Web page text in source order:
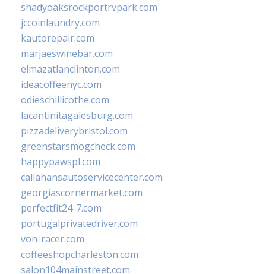
shadyoaksrockportrvpark.com
jccoinlaundry.com
kautorepair.com
marjaeswinebar.com
elmazatlanclinton.com
ideacoffeenyc.com
odieschillicothe.com
lacantinitagalesburg.com
pizzadeliverybristol.com
greenstarsmogcheck.com
happypawspl.com
callahansautoservicecenter.com
georgiascornermarket.com
perfectfit24-7.com
portugalprivatedriver.com
von-racer.com
coffeeshopcharleston.com
salon104mainstreet.com